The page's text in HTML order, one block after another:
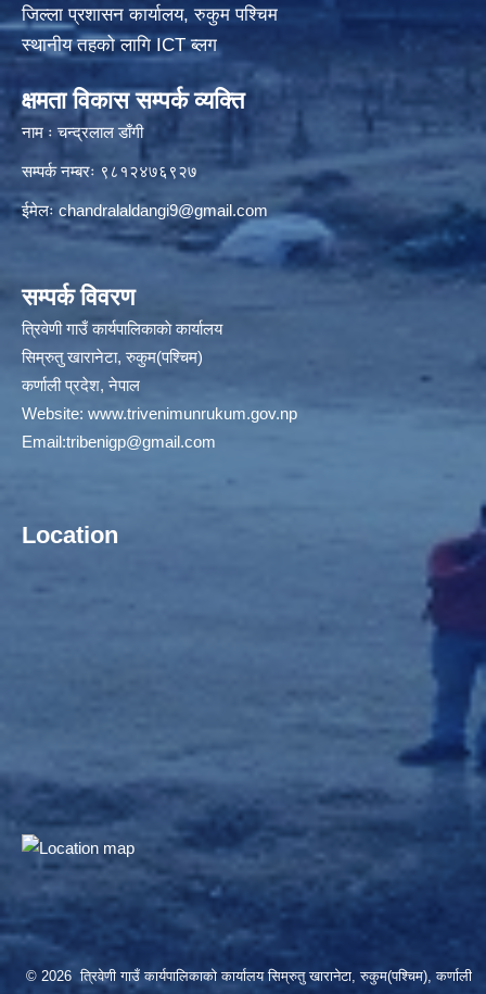
जिल्ला प्रशासन कार्यालय, रुकुम पश्चिम
स्थानीय तहको लागि ICT ब्लग
क्षमता विकास सम्पर्क व्यक्ति
नाम ः चन्द्रलाल डाँगी
सम्पर्क नम्बरः ९८१२४७६९२७
ईमेलः chandralaldangi9@gmail.com
सम्पर्क विवरण
त्रिवेणी गाउँ कार्यपालिकाकाे कार्यालय
सिम्रुतु खारानेटा, रुकुम(पश्‍चिम)
कर्णाली प्रदेश, नेपाल
Website: www.trivenimunrukum.gov.np
Email:tribenigp@gmail.com
Location
© 2026 त्रिवेणी गाउँ कार्यपालिकाको कार्यालय सिम्रुतु खारानेटा, रुकुम(पश्‍चिम), कर्णाली